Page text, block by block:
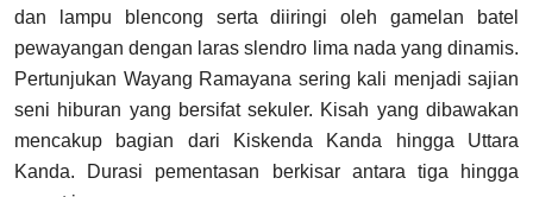
dan lampu blencong serta diiringi oleh gamelan batel
pewayangan dengan laras slendro lima nada yang dinamis.
Pertunjukan Wayang Ramayana sering kali menjadi sajian
seni hiburan yang bersifat sekuler. Kisah yang dibawakan
mencakup bagian dari Kiskenda Kanda hingga Uttara
Kanda. Durasi pementasan berkisar antara tiga hingga